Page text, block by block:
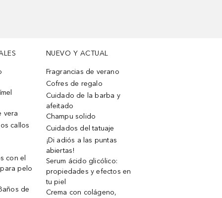
vera
callos
con el
pelo
de
NUEVO Y ACTUAL
Fragrancias de verano
Cofres de regalo
Cuidado de la barba y
afeitado
Champu solido
Cuidados del tatuaje
¡Di adiós a las puntas
abiertas!
Serum ácido glicólico:
propiedades y efectos en
tu piel
Crema con colágeno,